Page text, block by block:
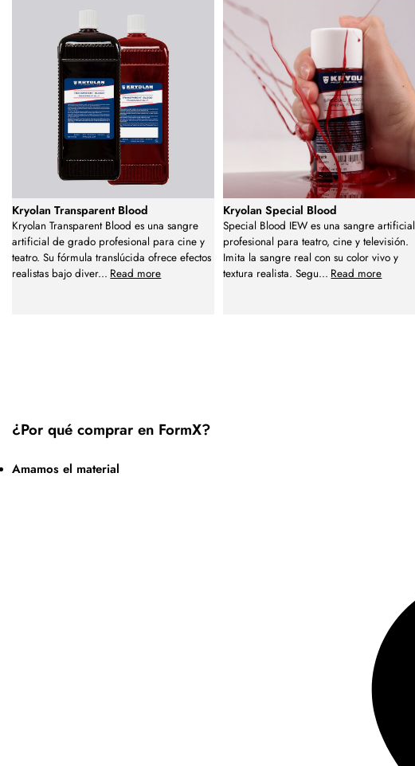
Kryolan Transparent Blood
Kryolan Transparent Blood es una sangre
artificial de grado profesional para cine y
teatro. Su fórmula translúcida ofrece efectos
realistas bajo diver... Read more
Kryolan Special Blood
Special Blood IEW es una sangre artificial
profesional para teatro, cine y televisión.
Imita la sangre real con su color vivo y
textura realista. Segu... Read more
¿Por qué comprar en FormX?
Amamos el material